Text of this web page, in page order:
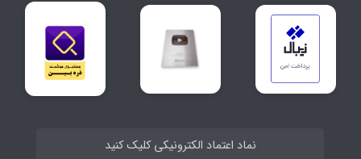
نماد اعتماد الکترونیکی کلیک کنید